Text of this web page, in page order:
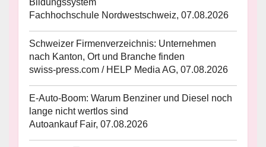
Bildungssystem
Fachhochschule Nordwestschweiz, 07.08.2026
Schweizer Firmenverzeichnis: Unternehmen
nach Kanton, Ort und Branche finden
swiss-press.com / HELP Media AG, 07.08.2026
E-Auto-Boom: Warum Benziner und Diesel noch
lange nicht wertlos sind
Autoankauf Fair, 07.08.2026